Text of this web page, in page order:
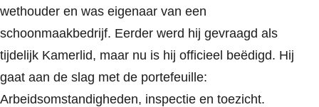
wethouder en was eigenaar van een
schoonmaakbedrijf. Eerder werd hij gevraagd als
tijdelijk Kamerlid, maar nu is hij officieel beëdigd. Hij
gaat aan de slag met de portefeuille:
Arbeidsomstandigheden, inspectie en toezicht.